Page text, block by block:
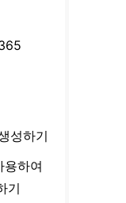
성하기
하여
기